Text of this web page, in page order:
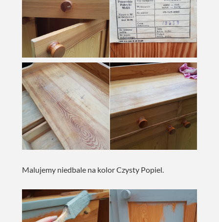
Malujemy niedbale na kolor Czysty Popiel.